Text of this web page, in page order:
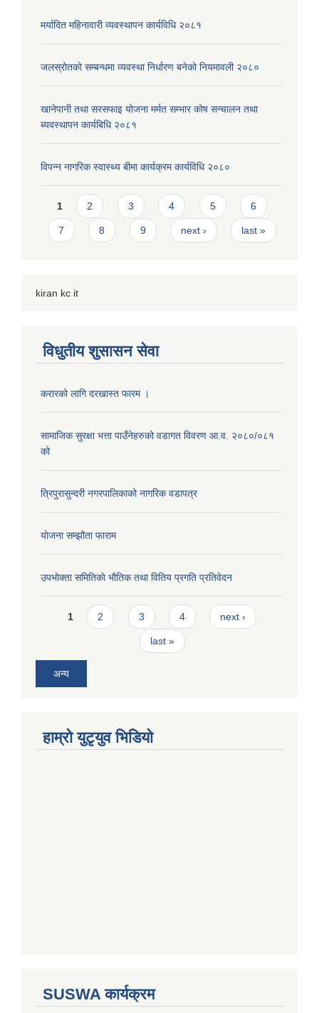
मर्यादित महिनावारी व्यवस्थापन कार्यविधि २०८१
जलस्रोतको सम्बन्धमा व्यवस्था निर्धारण बनेको नियमावली २०८०
खानेपानी तथा सरसफाइ योजना मर्मत सम्भार कोष सन्चालन तथा
ब्यवस्थापन कार्यबिधि २०८१
विपन्न नागरिक स्वास्थ्य बीमा कार्यक्रम कार्यविधि २०८०
Pages
1 2 3 4 5 6
7 8 9 next › last »
kiran kc it
विधुतीय शुसासन सेवा
करारको लागि दरखास्त फारम ।
सामाजिक सुरक्षा भत्ता पाउँनेहरुको वडागत विवरण आ.व. २०८०/०८१
को
त्रिपुरासुन्दरी नगरपालिकाको नागरिक वडापत्र
याेजना सम्झौता फाराम
उपभाेक्ता समितिकाे भाैतिक तथा वितिय प्रगति प्रतिवेदन
Pages
1 2 3 4 next ›
last »
अन्य
हाम्राे युटृयुव भिडियाे
SUSWA कार्यक्रम